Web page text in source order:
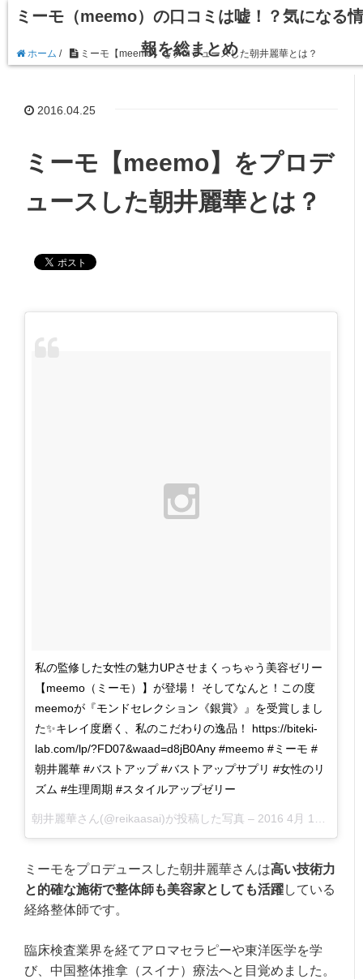
ミーモ（meemo）の口コミは嘘！？気になる情
報を総まとめ
ホーム / ミーモ【meemo】をプロデュースした朝井麗華とは？
2016.04.25
ミーモ【meemo】をプロデ
ュースした朝井麗華とは？
私の監修した女性の魅力UPさせまくっちゃう美容ゼリー
【meemo（ミーモ）】が登場！ そしてなんと！この度
meemoが『モンドセレクション《銀賞》』を受賞しまし
た✨キレイ度磨く、私のこだわりの逸品！ https://biteki-
lab.com/lp/?FD07&waad=d8jB0Any #meemo #ミーモ #
朝井麗華 #バストアップ #バストアップサプリ #女性のリ
ズム #生理周期 #スタイルアップゼリー
朝井麗華さん(@reikaasai)が投稿した写真 – 2016 4月 11 7:37午後 PDT
ミーモをプロデュースした朝井麗華さんは高い技術力
と的確な施術で整体師も美容家としても活躍している
経絡整体師です。
臨床検査業界を経てアロマセラピーや東洋医学を学
び、中国整体推拿（スイナ）療法へと目覚めました。